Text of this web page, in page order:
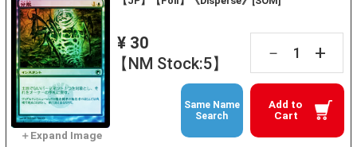
¥ 30
【NM Stock:5】
－ +
Add to
Cart
Same Name
Search